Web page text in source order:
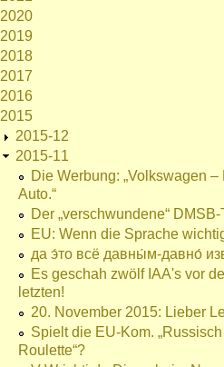
2020
2019
2018
2017
2016
2015
2015-12
2015-11
Die Werbung: „Volkswagen –
Auto.“
Der „verschwundene“ DMSB-
EU: Wenn die Sprache
да э́то всё давны́м-давно́
Es geschah zwölf IAA's vor
letzten!
20. November 2015: Lieber
Spielt die EU-Kom. „Russisch
Roulette“?